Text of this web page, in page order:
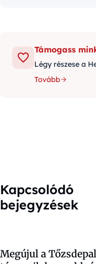
Támogass
Légy részese a
Tovább
Kapcsolódó
bejegyzések
Megújul a